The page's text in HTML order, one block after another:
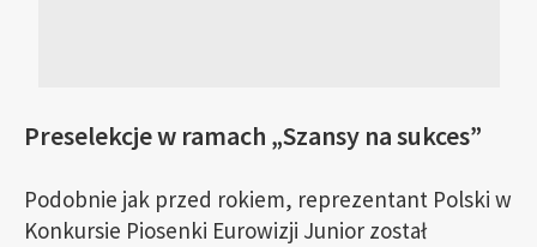
Preselekcje w ramach „Szansy na sukces”
Podobnie jak przed rokiem, reprezentant Polski w
Konkursie Piosenki Eurowizji Junior został